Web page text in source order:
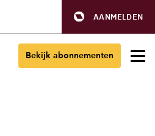
AANMELDEN
Bekijk abonnementen